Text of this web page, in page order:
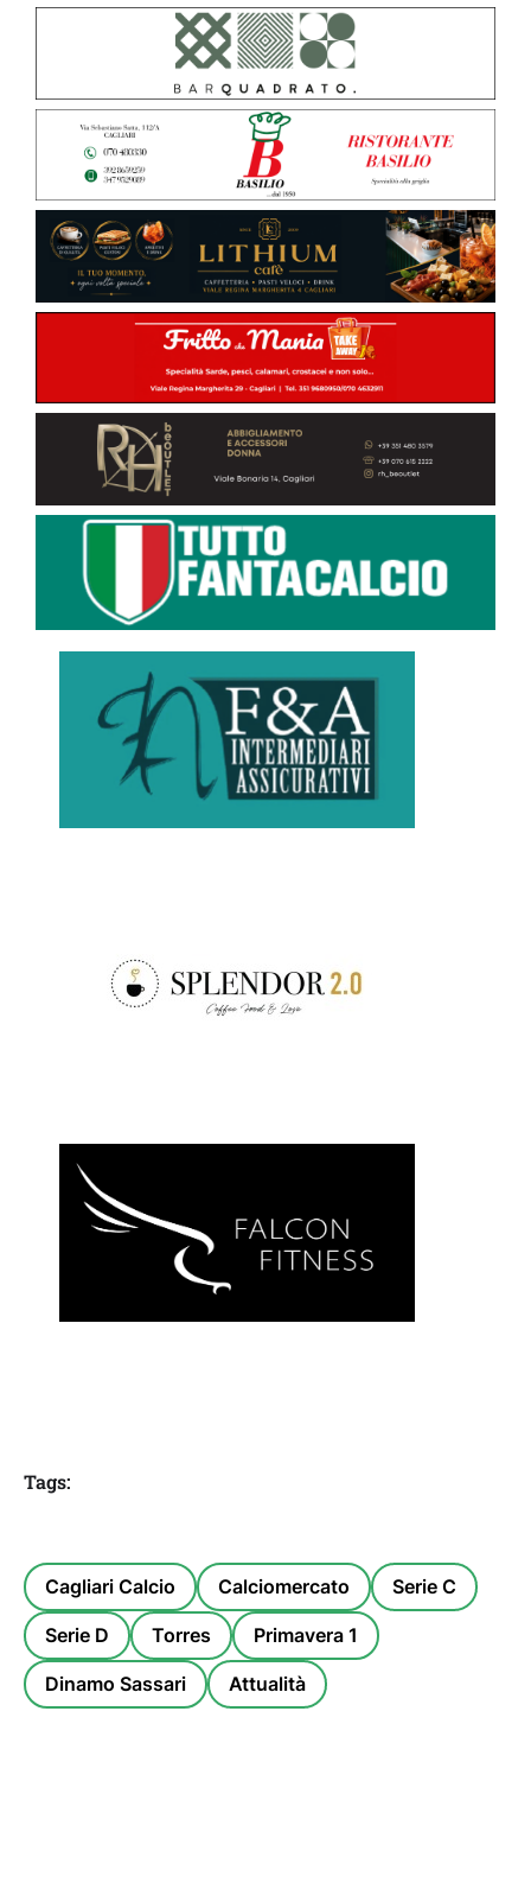
Tags:
Cagliari Calcio Calciomercato Serie C
Serie D Torres Primavera 1
Dinamo Sassari Attualità